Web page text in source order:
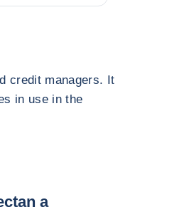
credit managers. It
in use in the
a